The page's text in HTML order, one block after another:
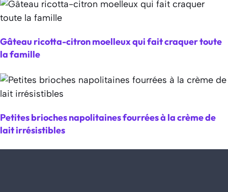
Gâteau ricotta-citron moelleux qui fait craquer toute
la famille
Petites brioches napolitaines fourrées à la crème de
lait irrésistibles